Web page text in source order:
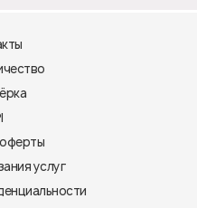
услуг